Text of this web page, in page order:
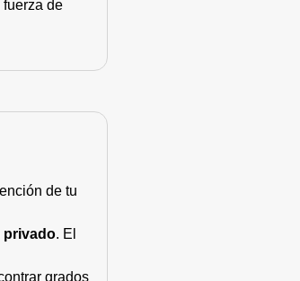
de
de tu
privado. El
grados